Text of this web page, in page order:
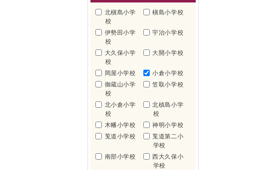
北槇島小学
校
槇島小学校
伊勢田小学
校
宇治小学校
大久保小学
校
大開小学校
岡屋小学校
小倉小学校
御蔵山小学
校
笠取小学校
北小倉小学
校
北槙島小学
校
木幡小学校
神明小学校
莵道小学校
莵道第二小
学校
南部小学校
西大久保小
学校